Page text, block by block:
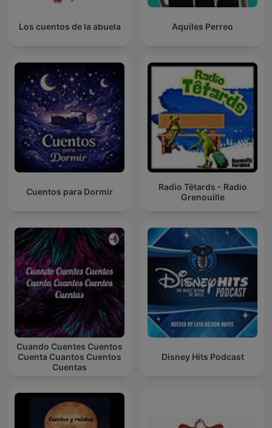
Los cuentos de la abuela Aquiles Perreo
Cuentos para Dormir
Radio Têtards - Radio
Grenouille
Cuando Cuentes Cuentos
Cuenta Cuantos Cuentos
Cuentas
Disney Hits Podcast